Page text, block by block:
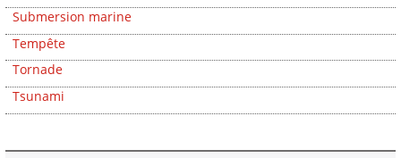
Submersion marine
Tempête
Tornade
Tsunami